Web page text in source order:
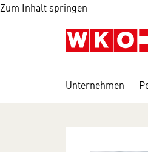
Zum Inhalt springen
Unternehmen